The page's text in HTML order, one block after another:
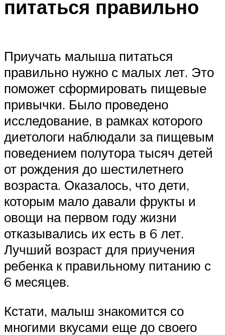
питаться правильно
Приучать малыша питаться
правильно нужно с малых лет. Это
поможет сформировать пищевые
привычки. Было проведено
исследование, в рамках которого
диетологи наблюдали за пищевым
поведением полутора тысяч детей
от рождения до шестилетнего
возраста. Оказалось, что дети,
которым мало давали фрукты и
овощи на первом году жизни
отказывались их есть в 6 лет.
Лучший возраст для приучения
ребенка к правильному питанию с
6 месяцев.
Кстати, малыш знакомится со
многими вкусами еще до своего